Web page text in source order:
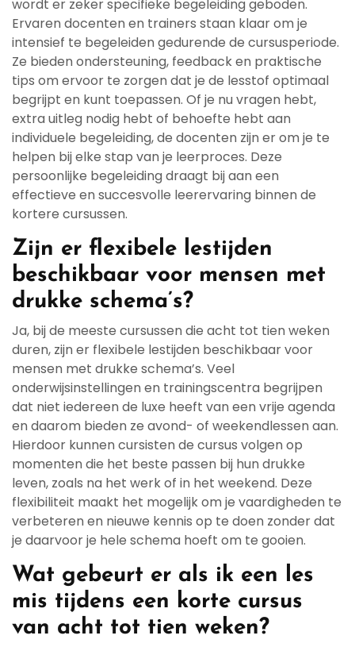
wordt er zeker specifieke begeleiding geboden.
Ervaren docenten en trainers staan klaar om je
intensief te begeleiden gedurende de cursusperiode.
Ze bieden ondersteuning, feedback en praktische
tips om ervoor te zorgen dat je de lesstof optimaal
begrijpt en kunt toepassen. Of je nu vragen hebt,
extra uitleg nodig hebt of behoefte hebt aan
individuele begeleiding, de docenten zijn er om je te
helpen bij elke stap van je leerproces. Deze
persoonlijke begeleiding draagt bij aan een
effectieve en succesvolle leerervaring binnen de
kortere cursussen.
Zijn er flexibele lestijden
beschikbaar voor mensen met
drukke schema’s?
Ja, bij de meeste cursussen die acht tot tien weken
duren, zijn er flexibele lestijden beschikbaar voor
mensen met drukke schema’s. Veel
onderwijsinstellingen en trainingscentra begrijpen
dat niet iedereen de luxe heeft van een vrije agenda
en daarom bieden ze avond- of weekendlessen aan.
Hierdoor kunnen cursisten de cursus volgen op
momenten die het beste passen bij hun drukke
leven, zoals na het werk of in het weekend. Deze
flexibiliteit maakt het mogelijk om je vaardigheden te
verbeteren en nieuwe kennis op te doen zonder dat
je daarvoor je hele schema hoeft om te gooien.
Wat gebeurt er als ik een les
mis tijdens een korte cursus
van acht tot tien weken?